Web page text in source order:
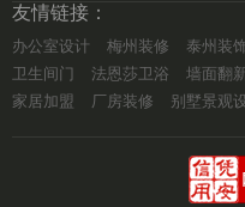
友情链接：
办公室设计 梅州装修 泰州装
卫生间门
法恩莎卫浴 墙面翻
家居加盟
厂房装修 别墅景观